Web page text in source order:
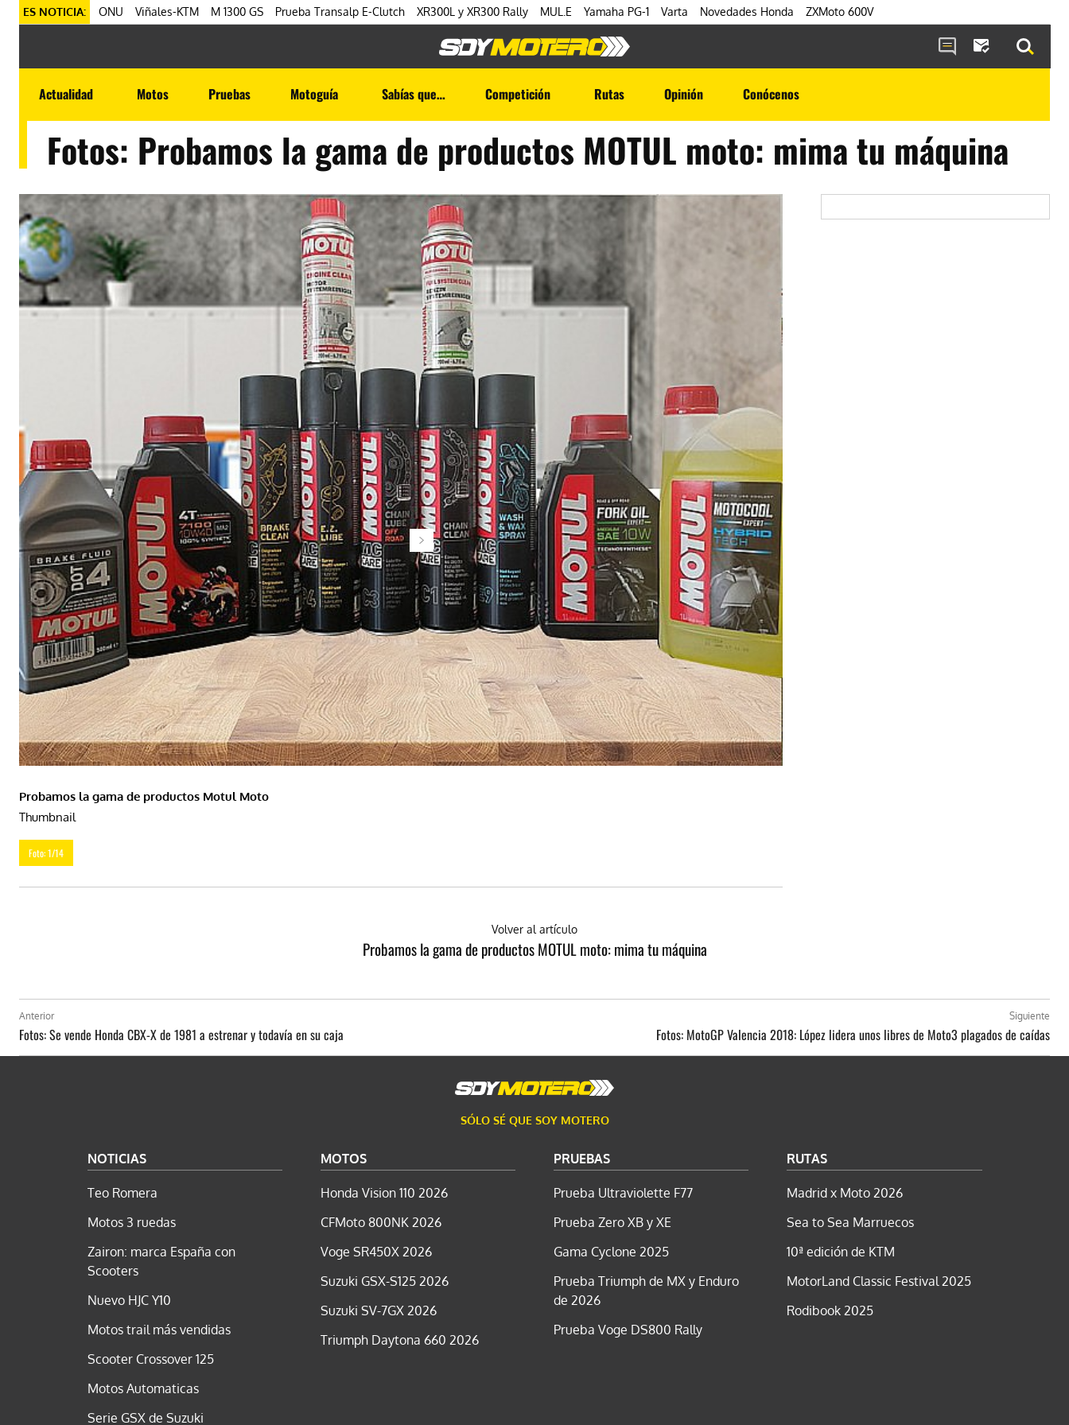
ES NOTICIA: ONU Viñales-KTM M 1300 GS Prueba Transalp E-Clutch XR300L y XR300 Rally MUL.E Yamaha PG-1 Varta Novedades Honda ZXMoto 600V
Actualidad Motos Pruebas Motoguía Sabías que… Competición Rutas Opinión Conócenos
Fotos: Probamos la gama de productos MOTUL moto: mima tu máquina
Probamos la gama de productos Motul Moto
Thumbnail
Foto: 1/14
Volver al artículo
Probamos la gama de productos MOTUL moto: mima tu máquina
Anterior
Fotos: Se vende Honda CBX-X de 1981 a estrenar y todavía en su caja
Siguiente
Fotos: MotoGP Valencia 2018: López lidera unos libres de Moto3 plagados de caídas
SÓLO SÉ QUE SOY MOTERO
NOTICIAS
Teo Romera
Motos 3 ruedas
Zairon: marca España con
Scooters
Nuevo HJC Y10
Motos trail más vendidas
Scooter Crossover 125
Motos Automaticas
Serie GSX de Suzuki
MOTOS
Honda Vision 110 2026
CFMoto 800NK 2026
Voge SR450X 2026
Suzuki GSX-S125 2026
Suzuki SV-7GX 2026
Triumph Daytona 660 2026
PRUEBAS
Prueba Ultraviolette F77
Prueba Zero XB y XE
Gama Cyclone 2025
Prueba Triumph de MX y Enduro
de 2026
Prueba Voge DS800 Rally
RUTAS
Madrid x Moto 2026
Sea to Sea Marruecos
10ª edición de KTM
MotorLand Classic Festival 2025
Rodibook 2025